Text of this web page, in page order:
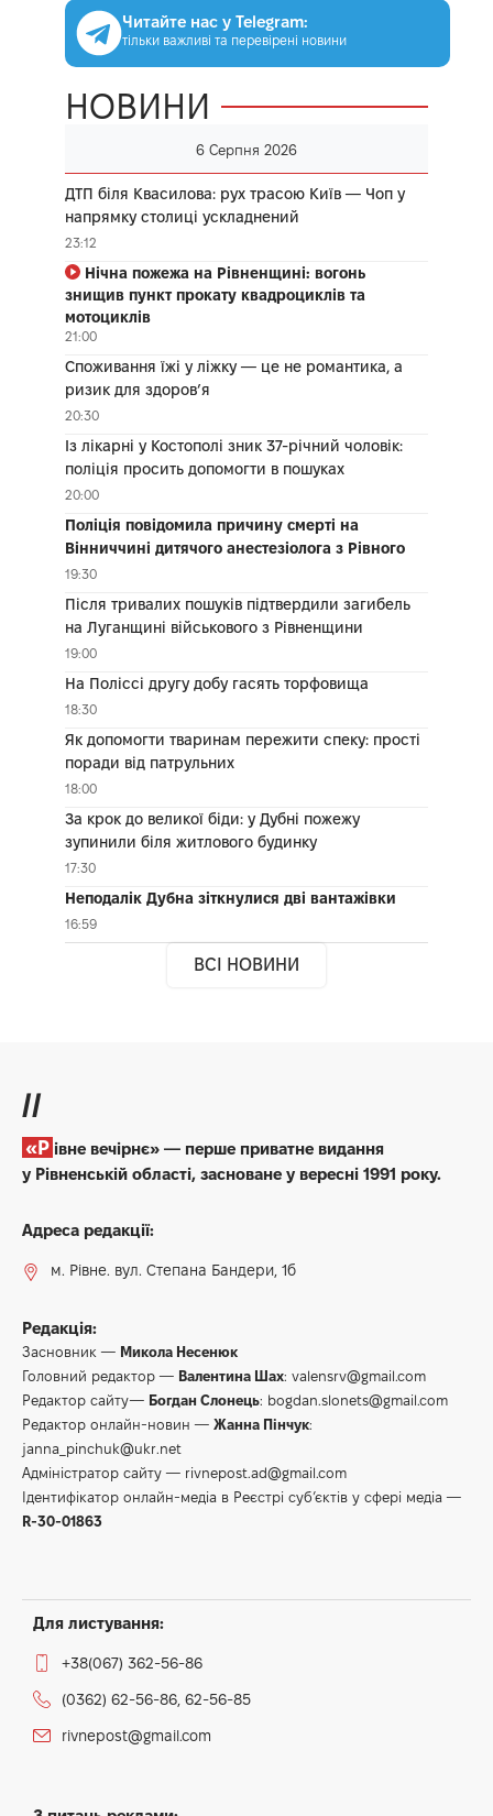
Читайте нас у Telegram:
тільки важливі та перевірені новини
НОВИНИ
6 Серпня 2026
ДТП біля Квасилова: рух трасою Київ — Чоп у
напрямку столиці ускладнений
23:12
Нічна пожежа на Рівненщині: вогонь
знищив пункт прокату квадроциклів та
мотоциклів
21:00
Споживання їжі у ліжку — це не романтика, а
ризик для здоров’я
20:30
Із лікарні у Костополі зник 37-річний чоловік:
поліція просить допомогти в пошуках
20:00
Поліція повідомила причину смерті на
Вінниччині дитячого анестезіолога з Рівного
19:30
Після тривалих пошуків підтвердили загибель
на Луганщині військового з Рівненщини
19:00
На Поліссі другу добу гасять торфовища
18:30
Як допомогти тваринам пережити спеку: прості
поради від патрульних
18:00
За крок до великої біди: у Дубні пожежу
зупинили біля житлового будинку
17:30
Неподалік Дубна зіткнулися дві вантажівки
16:59
ВСІ НОВИНИ
//
«Рівне вечірнє» — перше приватне видання
у Рівненській області, засноване у вересні 1991 року.
Адреса редакції:
м. Рівне. вул. Степана Бандери, 1б
Редакція:
Засновник — Микола Несенюк
Головний редактор — Валентина Шах: valensrv@gmail.com
Редактор сайту— Богдан Слонець: bogdan.slonets@gmail.com
Редактор онлайн-новин — Жанна Пінчук:
janna_pinchuk@ukr.net
Адміністратор сайту — rivnepost.ad@gmail.com
Ідентифікатор онлайн-медіа в Реєстрі суб’єктів у сфері медіа —
R-30-01863
Для листування:
+38(067) 362-56-86
(0362) 62-56-86, 62-56-85
rivnepost@gmail.com